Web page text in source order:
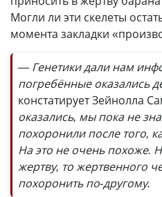
Могли ли эти скелеты
момента закладки
— Генетики дали нам
погребённые оказались
констатирует Зейнолла
оказались, мы пока не
похоронили после того,
На это не очень похоже.
жертву, то жертвенного
похоронить по-другому.